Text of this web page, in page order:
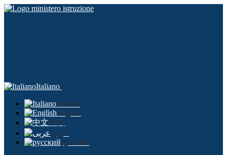
Italiano
Italiano
English
中文
عربى
русский